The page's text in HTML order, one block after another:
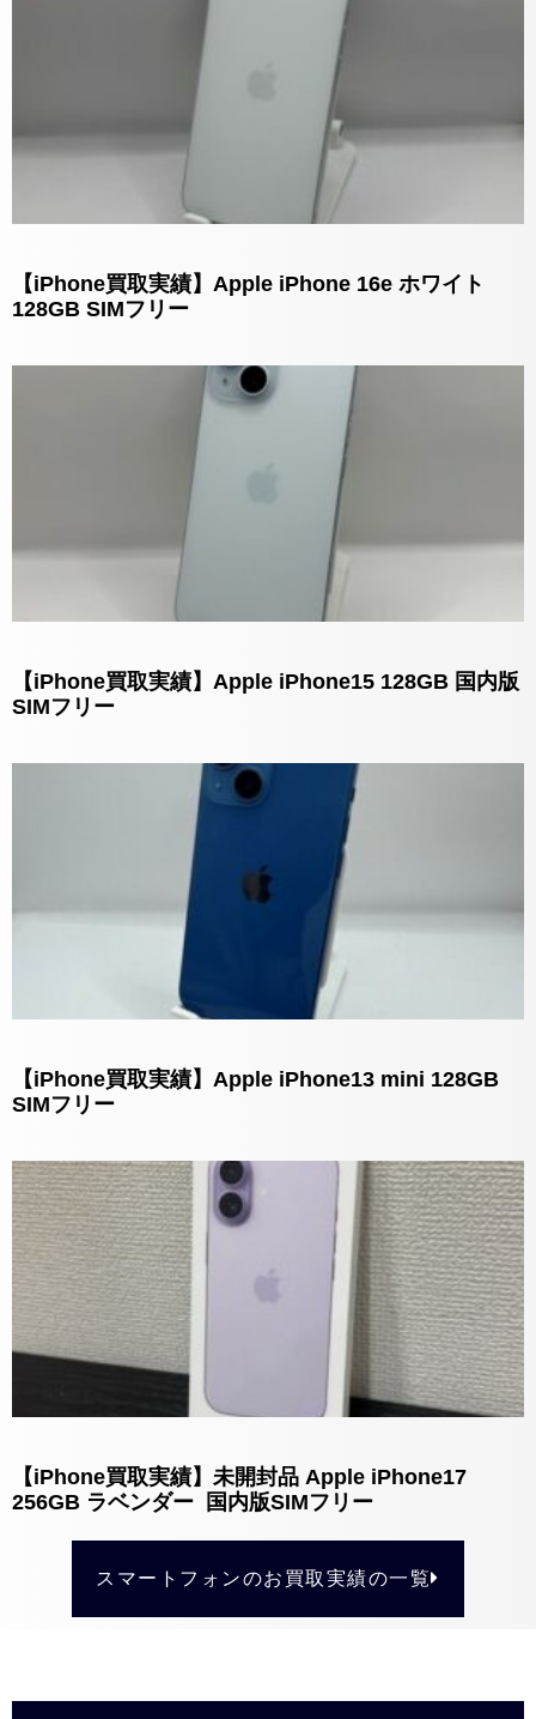
【iPhone買取実績】Apple iPhone 16e ホワイト
128GB SIMフリー
【iPhone買取実績】Apple iPhone15 128GB 国内版
SIMフリー
【iPhone買取実績】Apple iPhone13 mini 128GB
SIMフリー
【iPhone買取実績】未開封品 Apple iPhone17
256GB ラベンダー 国内版SIMフリー
スマートフォンのお買取実績の一覧